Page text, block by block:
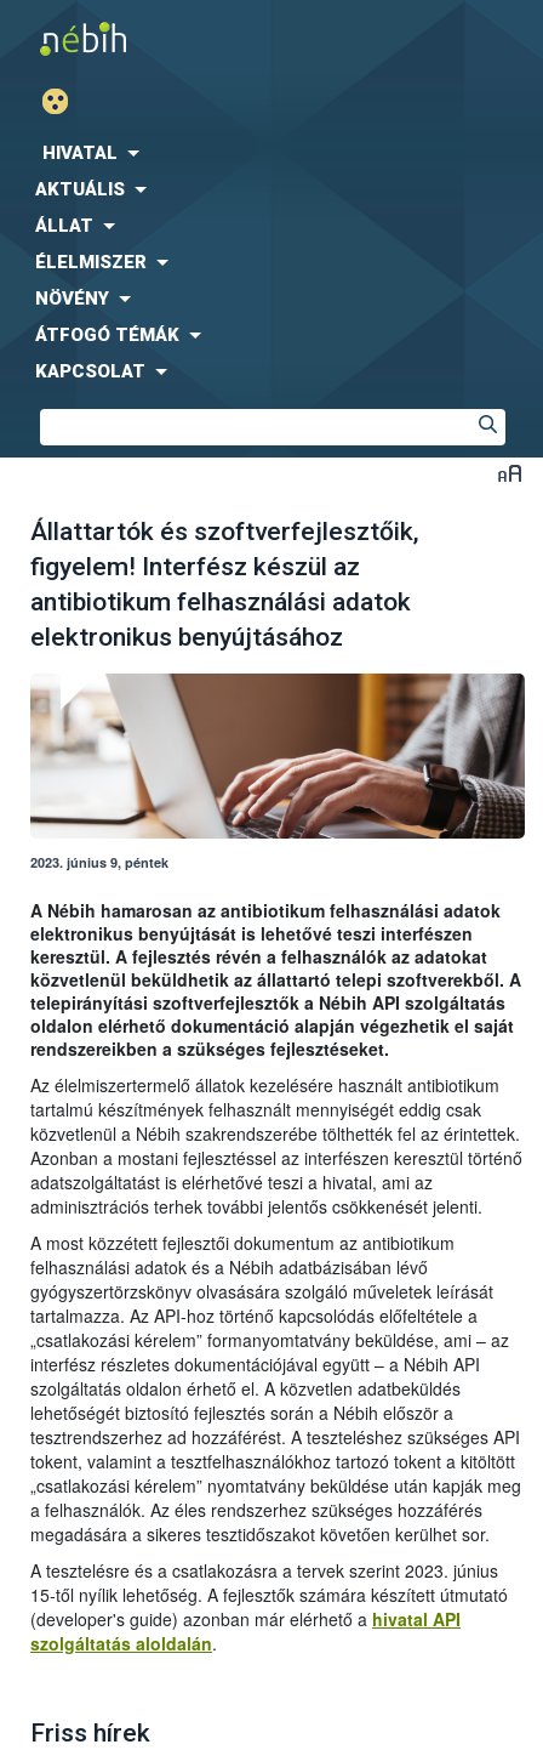
HIVATAL
AKTUÁLIS
ÁLLAT
ÉLELMISZER
NÖVÉNY
ÁTFOGÓ TÉMÁK
KAPCSOLAT
Állattartók és szoftverfejlesztőik,
figyelem! Interfész készül az
antibiotikum felhasználási adatok
elektronikus benyújtásához
2023. június 9, péntek
A Nébih hamarosan az antibiotikum felhasználási adatok
elektronikus benyújtását is lehetővé teszi interfészen
keresztül. A fejlesztés révén a felhasználók az adatokat
közvetlenül beküldhetik az állattartó telepi szoftverekből. A
telepirányítási szoftverfejlesztők a Nébih API szolgáltatás
oldalon elérhető dokumentáció alapján végezhetik el saját
rendszereikben a szükséges fejlesztéseket.
Az élelmiszertermelő állatok kezelésére használt antibiotikum
tartalmú készítmények felhasznált mennyiségét eddig csak
közvetlenül a Nébih szakrendszerébe tölthették fel az érintettek.
Azonban a mostani fejlesztéssel az interfészen keresztül történő
adatszolgáltatást is elérhetővé teszi a hivatal, ami az
adminisztrációs terhek további jelentős csökkenését jelenti.
A most közzétett fejlesztői dokumentum az antibiotikum
felhasználási adatok és a Nébih adatbázisában lévő
gyógyszertörzskönyv olvasására szolgáló műveletek leírását
tartalmazza. Az API-hoz történő kapcsolódás előfeltétele a
„csatlakozási kérelem” formanyomtatvány beküldése, ami – az
interfész részletes dokumentációjával együtt – a Nébih API
szolgáltatás oldalon érhető el. A közvetlen adatbeküldés
lehetőségét biztosító fejlesztés során a Nébih először a
tesztrendszerhez ad hozzáférést. A teszteléshez szükséges API
tokent, valamint a tesztfelhasználókhoz tartozó tokent a kitöltött
„csatlakozási kérelem” nyomtatvány beküldése után kapják meg
a felhasználók. Az éles rendszerhez szükséges hozzáférés
megadására a sikeres tesztidőszakot követően kerülhet sor.
A tesztelésre és a csatlakozásra a tervek szerint 2023. június
15-től nyílik lehetőség. A fejlesztők számára készített útmutató
(developer's guide) azonban már elérhető a hivatal API
szolgáltatás aloldalán.
Friss hírek